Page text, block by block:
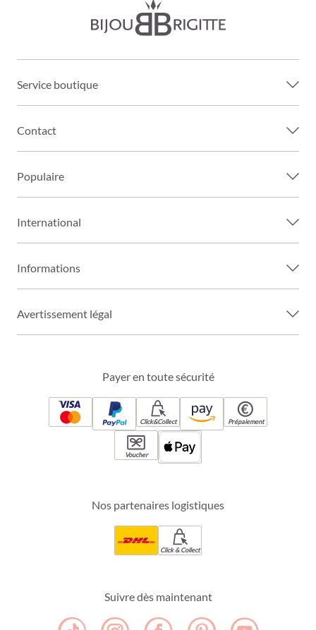
Service boutique
Contact
Populaire
International
Informations
Avertissement légal
Payer en toute sécurité
Click&Collect Prépaiement
Voucher
Nos partenaires logistiques
Click & Collect
Suivre dès maintenant